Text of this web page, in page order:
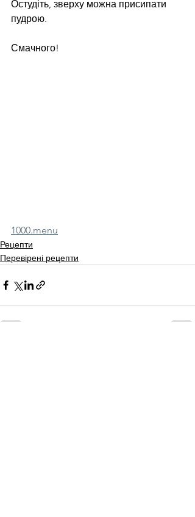
Остудіть, зверху можна присипати
пудрою.
Смачного!
1000.menu
Рецепти
Перевірені рецепти